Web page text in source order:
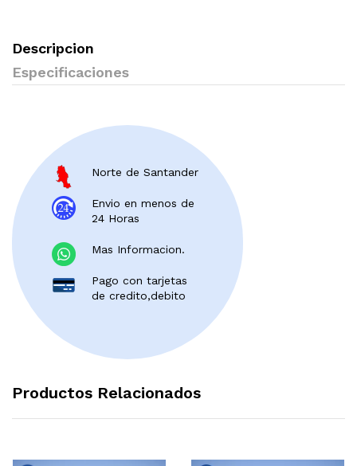
Descripcion
Especificaciones
Norte de Santander
Envio en menos de
24 Horas
Mas Informacion.
Pago con tarjetas
de credito,debito
Productos Relacionados